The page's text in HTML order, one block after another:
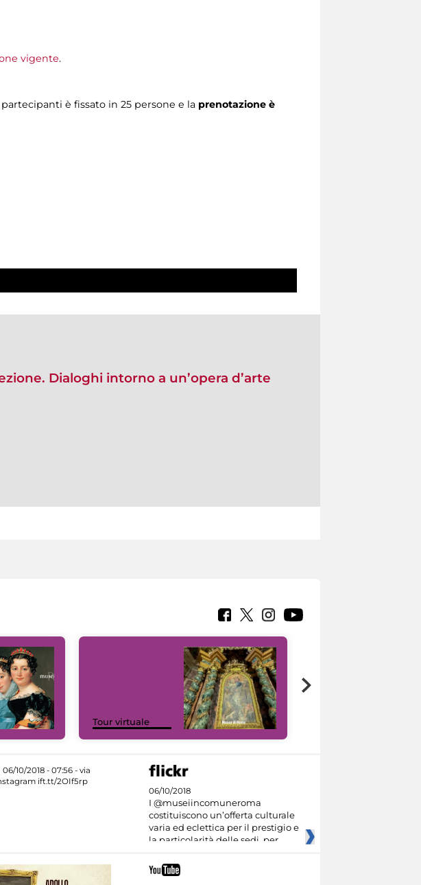
vigente.
è fissato in 25 persone e la prenotazione è
Dialoghi intorno a un’opera d’arte
Tour virtuale
06/10/2018
I @museiincomuneroma
costituiscono un’offerta culturale
varia ed eclettica per il prestigio e
la particolarità delle sedi, per